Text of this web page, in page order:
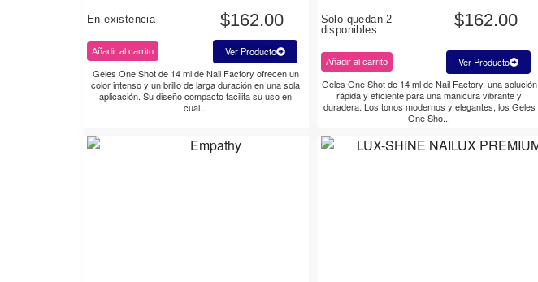
En existencia $162.00
Añadir al carrito
Ver Producto
Geles One Shot de 14 ml de Nail Factory ofrecen un
color intenso y un brillo de larga duración en una sola
aplicación. Su diseño compacto facilita su uso en
cual...
Solo quedan 2
disponibles
$162.00
Añadir al carrito
Ver Producto
Geles One Shot de 14 ml de Nail Factory, una solución
rápida y eficiente para una manicura vibrante y
duradera. Los tonos modernos y elegantes, los Geles
One Sho...